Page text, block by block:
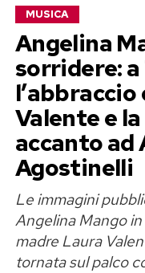
Dal Google
vacanza
La prima tappa
dove si è svolta
Camp, evento
uno degli
internazionale.
Terminati gli
manifestazione, la
immediato ritorno
MUSICA
Angelina
sorridere:
Valente e
accanto ad
Agostinelli
Le immagini
Angelina Mango
madre Laura
tornata sul palco